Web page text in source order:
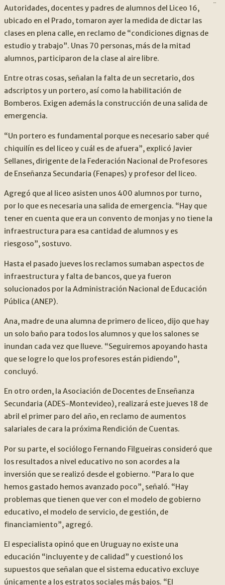
Autoridades, docentes y padres de alumnos del Liceo 16,
ubicado en el Prado, tomaron ayer la medida de dictar las
clases en plena calle, en reclamo de “condiciones dignas de
estudio y trabajo”. Unas 70 personas, más de la mitad
alumnos, participaron de la clase al aire libre.
Entre otras cosas, señalan la falta de un secretario, dos
adscriptos y un portero, así como la habilitación de
Bomberos. Exigen además la construcción de una salida de
emergencia.
“Un portero es fundamental porque es necesario saber qué
chiquilín es del liceo y cuál es de afuera”, explicó Javier
Sellanes, dirigente de la Federación Nacional de Profesores
de Enseñanza Secundaria (Fenapes) y profesor del liceo.
Agregó que al liceo asisten unos 400 alumnos por turno,
por lo que es necesaria una salida de emergencia. “Hay que
tener en cuenta que era un convento de monjas y no tiene la
infraestructura para esa cantidad de alumnos y es
riesgoso”, sostuvo.
Hasta el pasado jueves los reclamos sumaban aspectos de
infraestructura y falta de bancos, que ya fueron
solucionados por la Administración Nacional de Educación
Pública (ANEP).
Ana, madre de una alumna de primero de liceo, dijo que hay
un solo baño para todos los alumnos y que los salones se
inundan cada vez que llueve. “Seguiremos apoyando hasta
que se logre lo que los profesores están pidiendo”,
concluyó.
En otro orden, la Asociación de Docentes de Enseñanza
Secundaria (ADES-Montevideo), realizará este jueves 18 de
abril el primer paro del año, en reclamo de aumentos
salariales de cara la próxima Rendición de Cuentas.
Por su parte, el sociólogo Fernando Filgueiras consideró que
los resultados a nivel educativo no son acordes a la
inversión que se realizó desde el gobierno. “Para lo que
hemos gastado hemos avanzado poco”, señaló. “Hay
problemas que tienen que ver con el modelo de gobierno
educativo, el modelo de servicio, de gestión, de
financiamiento”, agregó.
El especialista opinó que en Uruguay no existe una
educación “incluyente y de calidad” y cuestionó los
supuestos que señalan que el sistema educativo excluye
únicamente a los estratos sociales más bajos. “El
DE
ENTRADAS